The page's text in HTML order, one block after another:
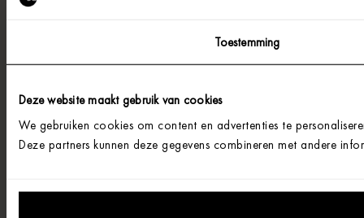
Toestemming
Deze website maakt gebruik van cookies
We gebruiken cookies om content en advertenties te
Deze partners kunnen deze gegevens combineren met andere